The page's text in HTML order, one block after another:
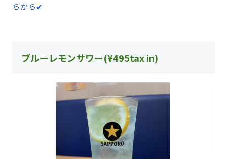
らから✔
ブルーレモンサワー(¥495tax in)